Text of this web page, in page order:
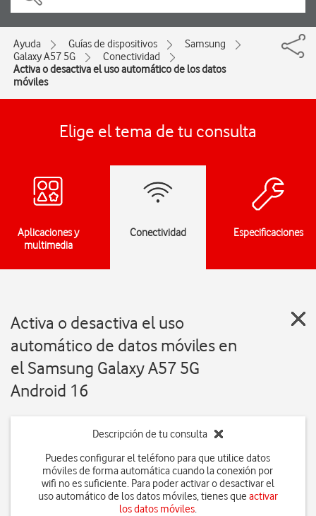
Ayuda Guías de dispositivos
Samsung
Galaxy A57 5G
Conectividad
Activa o desactiva el uso automático de los datos
móviles
Elige el tema de tu consulta
Aplicaciones y
multimedia
Conectividad Especificaciones
Activa o desactiva el uso
automático de datos móviles en
el Samsung Galaxy A57 5G
Android 16
Descripción de tu consulta
Puedes configurar el teléfono para que utilice datos
móviles de forma automática cuando la conexión por
wifi no es suficiente. Para poder activar o desactivar el
uso automático de los datos móviles, tienes que activar
los datos móviles.